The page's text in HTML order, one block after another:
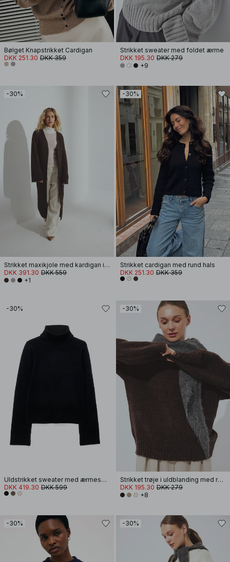
Bølget Knapstrikket Cardigan
DKK 251.30 DKK 359
Strikket sweater med foldet ærme
DKK 195.30 DKK 279
+9
-30%
Strikket maxikjole med kardigan i uldblanding
DKK 391.30 DKK 559
+1
-30%
Strikket cardigan med rund hals
DKK 251.30 DKK 359
-30%
Uldstrikket sweater med ærmesplit
DKK 419.30 DKK 599
-30%
Strikket trøje i uldblanding med rund hals
DKK 195.30 DKK 279
+8
-30% -30%